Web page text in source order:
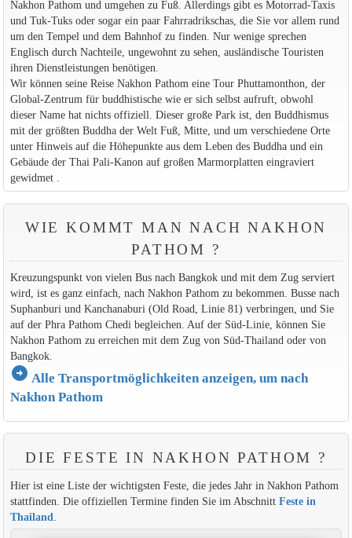
Nakhon Pathom und umgehen zu Fuß. Allerdings gibt es Motorrad-Taxis
und Tuk-Tuks oder sogar ein paar Fahrradrikschas, die Sie vor allem rund
um den Tempel und dem Bahnhof zu finden. Nur wenige sprechen
Englisch durch Nachteile, ungewohnt zu sehen, ausländische Touristen
ihren Dienstleistungen benötigen.
Wir können seine Reise Nakhon Pathom eine Tour Phuttamonthon, der
Global-Zentrum für buddhistische wie er sich selbst aufruft, obwohl
dieser Name hat nichts offiziell. Dieser große Park ist, den Buddhismus
mit der größten Buddha der Welt Fuß, Mitte, und um verschiedene Orte
unter Hinweis auf die Höhepunkte aus dem Leben des Buddha und ein
Gebäude der Thai Pali-Kanon auf großen Marmorplatten eingraviert
gewidmet .
WIE KOMMT MAN NACH NAKHON
PATHOM ?
Kreuzungspunkt von vielen Bus nach Bangkok und mit dem Zug serviert
wird, ist es ganz einfach, nach Nakhon Pathom zu bekommen. Busse nach
Suphanburi und Kanchanaburi (Old Road, Linie 81) verbringen, und Sie
auf der Phra Pathom Chedi begleichen. Auf der Süd-Linie, können Sie
Nakhon Pathom zu erreichen mit dem Zug von Süd-Thailand oder von
Bangkok.
arrow_circle_right Alle Transportmöglichkeiten anzeigen, um nach
Nakhon Pathom
DIE FESTE IN NAKHON PATHOM ?
Hier ist eine Liste der wichtigsten Feste, die jedes Jahr in Nakhon Pathom
stattfinden. Die offiziellen Termine finden Sie im Abschnitt Feste in
Thailand